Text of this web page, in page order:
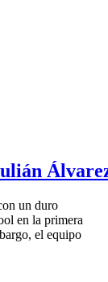
un duro
en la primera
el equipo